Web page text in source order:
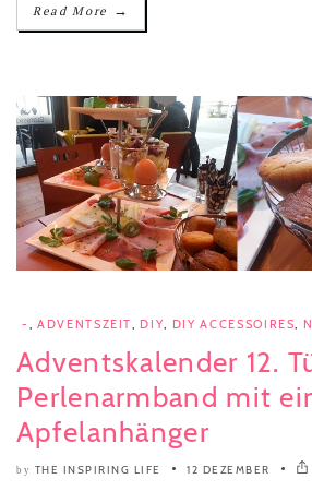
Read More →
- , ADVENTSZEIT, DIY, DIY ACCESSOIRES,
Adventskalender 12.
Perlenarmband mit
Apfelanhänger
by THE INSPIRING LIFE 12 DEZEMBER